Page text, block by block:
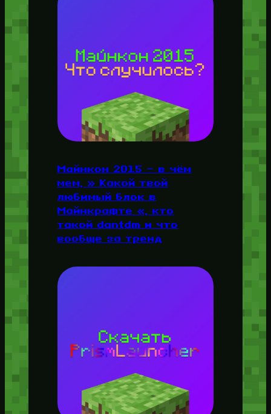
Майнкон 2015 — в чём
мем, » Какой твой
любимый блок в
Майнкрафте «, кто
такой dantdm и что
вообще за тренд